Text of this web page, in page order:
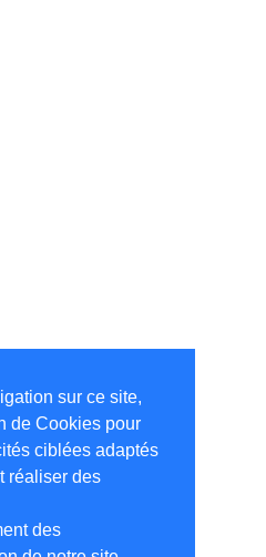
sur ce site,
de Cookies pour
ciblées adaptés
réaliser des
des